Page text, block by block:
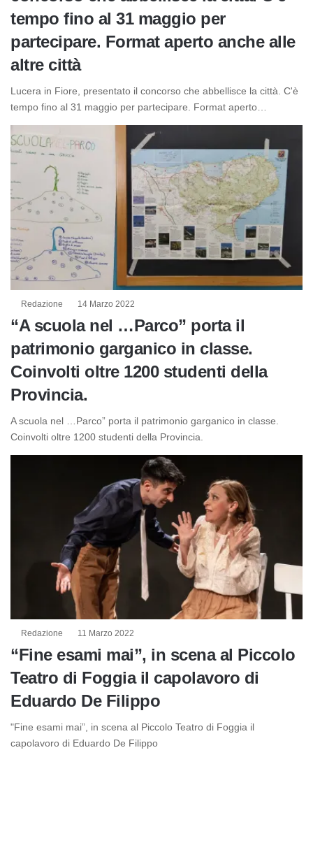
tempo fino al 31 maggio per
partecipare. Format aperto anche alle
altre città
Lucera in Fiore, presentato il concorso che abbellisce la città. C'è
tempo fino al 31 maggio per partecipare. Format aperto…
Redazione 14 Marzo 2022
“A scuola nel …Parco” porta il
patrimonio garganico in classe.
Coinvolti oltre 1200 studenti della
Provincia.
A scuola nel …Parco” porta il patrimonio garganico in classe.
Coinvolti oltre 1200 studenti della Provincia.
Redazione 11 Marzo 2022
“Fine esami mai”, in scena al Piccolo
Teatro di Foggia il capolavoro di
Eduardo De Filippo
"Fine esami mai”, in scena al Piccolo Teatro di Foggia il
capolavoro di Eduardo De Filippo